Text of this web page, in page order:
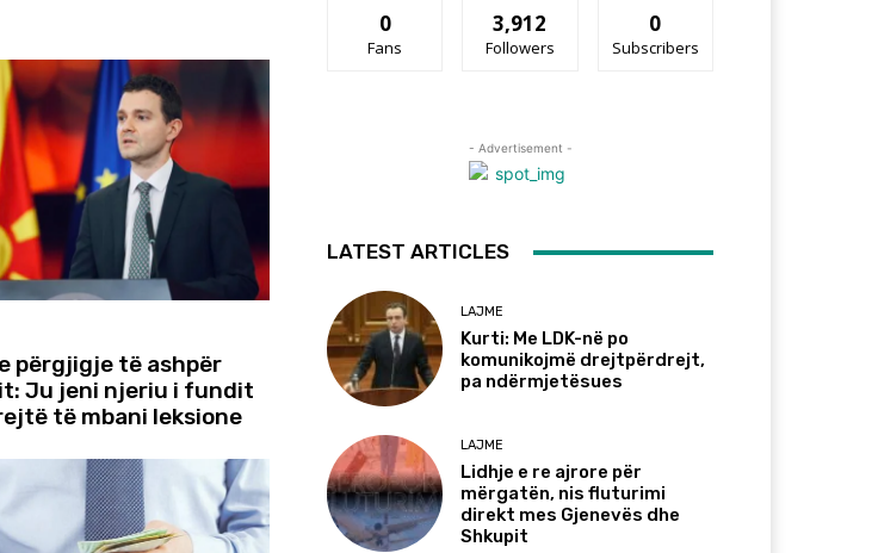
përgjigje të ashpër
Ju jeni njeriu i fundit
të mbani leksione
0
Fans
3,912
Followers
0
Subscribers
- Advertisement -
LATEST ARTICLES
LAJME
Kurti: Me LDK-në po
komunikojmë drejtpërdrejt,
pa ndërmjetësues
LAJME
Lidhje e re ajrore për
mërgatën, nis fluturimi
direkt mes Gjenevës dhe
Shkupit